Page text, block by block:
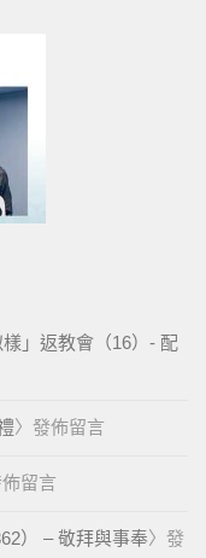
」返教會（16）- 配
〉發佈留言
留言
） – 敬拜與事奉〉發